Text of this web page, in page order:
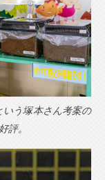
いう塚本さん考案の
評。